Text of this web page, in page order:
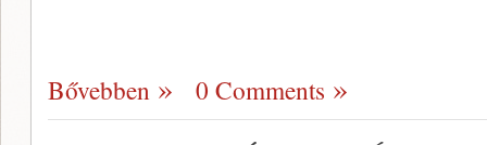
Bővebben 0 Comments